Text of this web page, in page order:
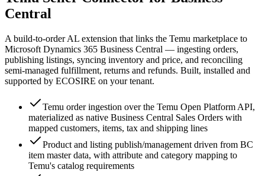
Central
A build-to-order AL extension that links the Temu marketplace to
Microsoft Dynamics 365 Business Central — ingesting orders,
publishing listings, syncing inventory and price, and reconciling
semi-managed fulfillment, returns and refunds. Built, installed and
supported by ECOSIRE on your tenant.
Temu order ingestion over the Temu Open Platform API,
materialized as native Business Central Sales Orders with
mapped customers, items, tax and shipping lines
Product and listing publish/management driven from BC
item master data, with attribute and category mapping to
Temu's catalog requirements